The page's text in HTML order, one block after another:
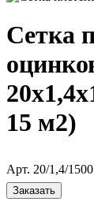
Сетка
15 м2)
Арт. 20/1,4/
Заказать